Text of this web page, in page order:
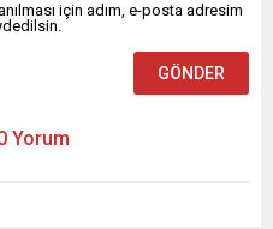
için adım, e-posta adresim
Yorum